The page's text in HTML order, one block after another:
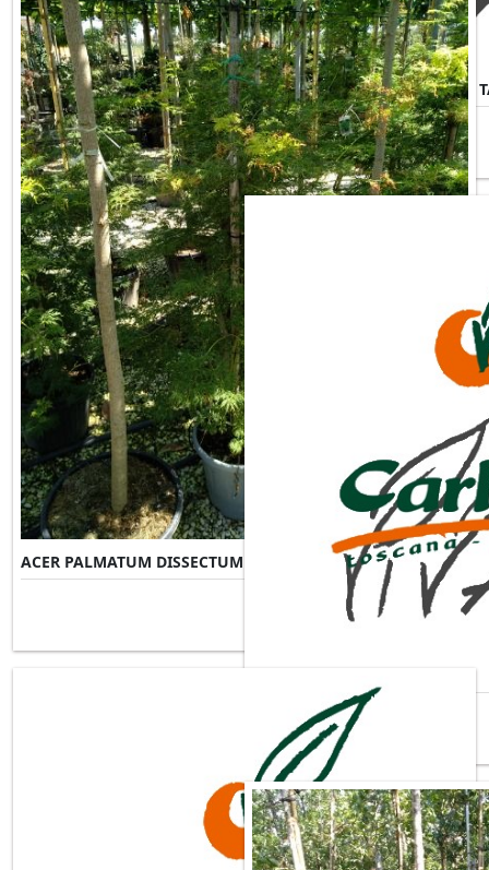
ACER PALMATUM DISSECTUM
ACER PALMATUM DISSECTUM VIRIDIS
Misure Disponibili ►